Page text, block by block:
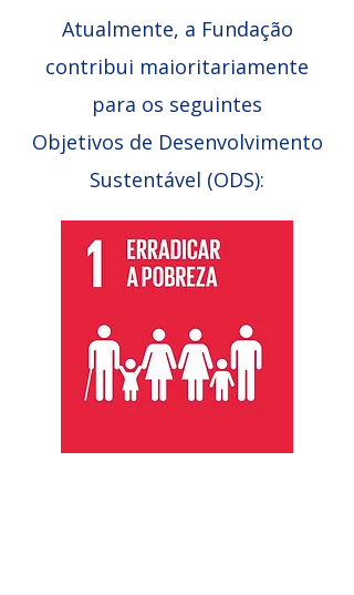
Atualmente, a Fundação
contribui maioritariamente
para os seguintes
Objetivos de Desenvolvimento
Sustentável (ODS):